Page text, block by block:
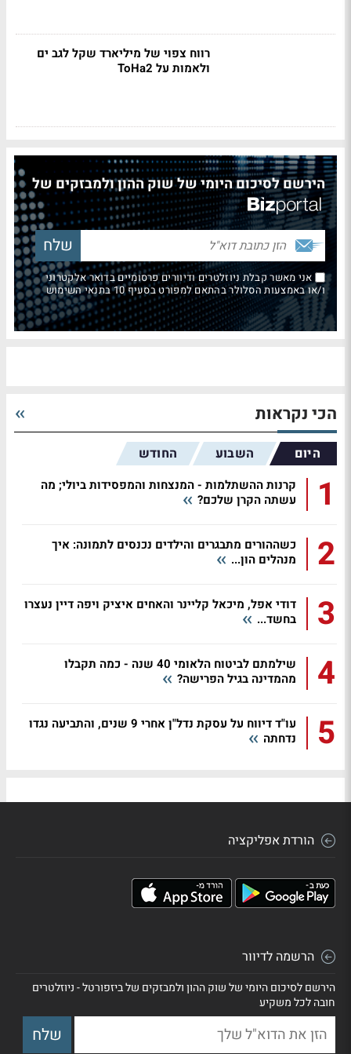
רווח צפוי של מיליארד שקל לגב ים
ולאמות על ToHa2
הירשם לסיכום היומי של שוק ההון ולמבזקים של
אני מאשר קבלת ניוזלטרים ודיוורים פרסומיים בדואר אלקטרוני
ו/או באמצעות הסלולר בהתאם למפורט בסעיף 10 בתנאי השימוש
הכי נקראות
היום השבוע החודש
1
קרנות ההשתלמות - המנצחות והמפסידות ביולי; מה
עשתה הקרן שלכם?
2
כשההורים מתבגרים והילדים נכנסים לתמונה: איך
מנהלים הון...
3
דודי אפל, מיכאל קליינר והאחים איציק ויפה דיין נעצרו
בחשד...
4
שילמתם לביטוח הלאומי 40 שנה - כמה תקבלו
מהמדינה בגיל הפרישה?
5
עו"ד דיווח על עסקת נדל"ן אחרי 9 שנים, והתביעה נגדו
נדחתה
הורדת אפליקציה
הרשמה לדיוור
הירשם לסיכום היומי של שוק ההון ולמבזקים של ביזפורטל - ניוזלטרים
חובה לכל משקיע